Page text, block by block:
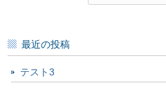
索:
最近の投稿
テスト3